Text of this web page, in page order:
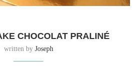
CHOCOLAT PRALINÉ
written by Joseph